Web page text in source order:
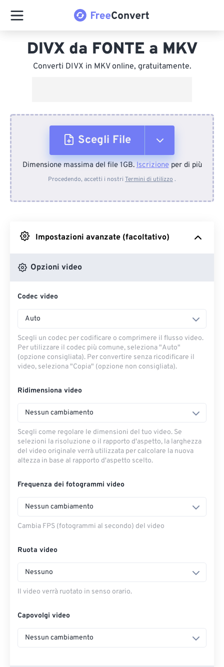
DIVX da FONTE a MKV
Converti DIVX in MKV online, gratuitamente.
Scegli File
Dal dispositivo
Da Google Drive
Dimensione massima del file 1GB.Iscrizioneper di più
Procedendo, accetti i nostri Termini di utilizzo .
Impostazioni avanzate (facoltativo)
Opzioni video
Codec video
Auto
Scegli un codec per codificare o comprimere il flusso video.
Per utilizzare il codec più comune, seleziona "Auto"
(opzione consigliata). Per convertire senza ricodificare il
video, seleziona "Copia" (opzione non consigliata).
Ridimensiona video
Nessun cambiamento
Scegli come regolare le dimensioni del tuo video. Se
selezioni la risoluzione o il rapporto d'aspetto, la larghezza
del video originale verrà utilizzata per calcolare la nuova
altezza in base al rapporto d'aspetto scelto.
Frequenza dei fotogrammi video
Nessun cambiamento
Cambia FPS (fotogrammi al secondo) del video
Ruota video
Nessuno
Il video verrà ruotato in senso orario.
Capovolgi video
Nessun cambiamento